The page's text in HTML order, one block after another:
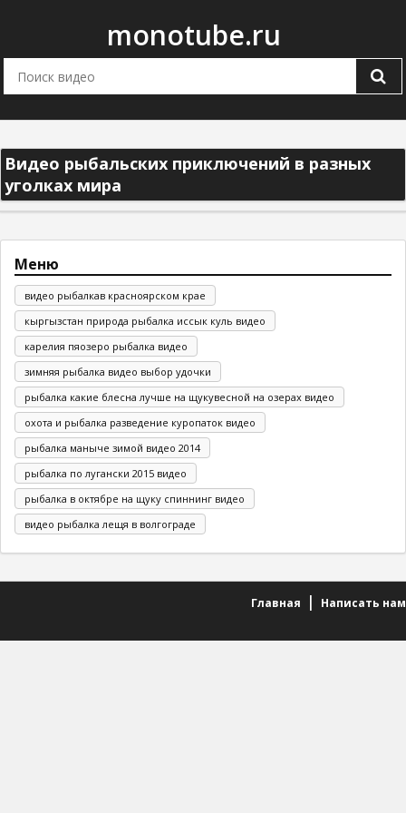
monotube.ru
Видео рыбальских приключений в разных
уголках мира
Меню
видео рыбалкав красноярском крае
кыргызстан природа рыбалка иссык куль видео
карелия пяозеро рыбалка видео
зимняя рыбалка видео выбор удочки
рыбалка какие блесна лучше на щукувесной на озерах видео
охота и рыбалка разведение куропаток видео
рыбалка маныче зимой видео 2014
рыбалка по лугански 2015 видео
рыбалка в октябре на щуку спиннинг видео
видео рыбалка лещя в волгограде
Главная Написать нам